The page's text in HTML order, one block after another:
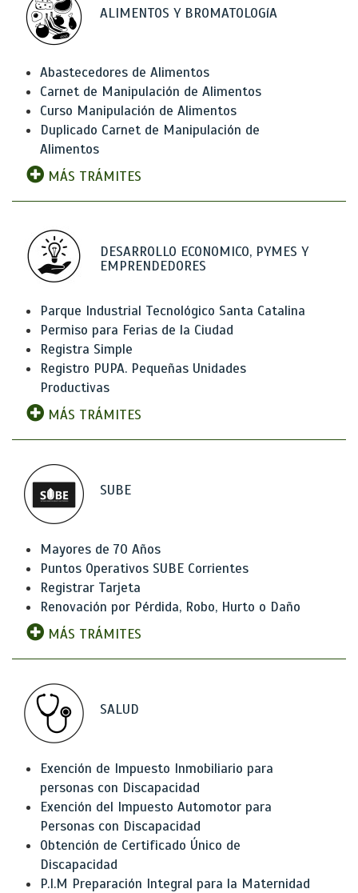
ALIMENTOS Y BROMATOLOGíA
Abastecedores de Alimentos
Carnet de Manipulación de Alimentos
Curso Manipulación de Alimentos
Duplicado Carnet de Manipulación de
Alimentos
MÁS TRÁMITES
DESARROLLO ECONOMICO, PYMES Y
EMPRENDEDORES
Parque Industrial Tecnológico Santa Catalina
Permiso para Ferias de la Ciudad
Registra Simple
Registro PUPA. Pequeñas Unidades
Productivas
MÁS TRÁMITES
SUBE
Mayores de 70 Años
Puntos Operativos SUBE Corrientes
Registrar Tarjeta
Renovación por Pérdida, Robo, Hurto o Daño
MÁS TRÁMITES
SALUD
Exención de Impuesto Inmobiliario para
personas con Discapacidad
Exención del Impuesto Automotor para
Personas con Discapacidad
Obtención de Certificado Único de
Discapacidad
P.I.M Preparación Integral para la Maternidad